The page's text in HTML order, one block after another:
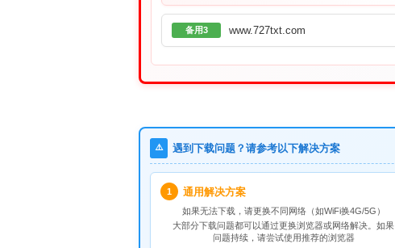
备用3 www.727txt.com
⚠️ 遇到下载问题？请参考以下解决方案
1 通用解决方案
如果无法下载，请更换不同网络（如WiFi换4G/5G）
大部分下载问题都可以通过更换浏览器或网络解决。如果
问题持续，请尝试使用推荐的浏览器